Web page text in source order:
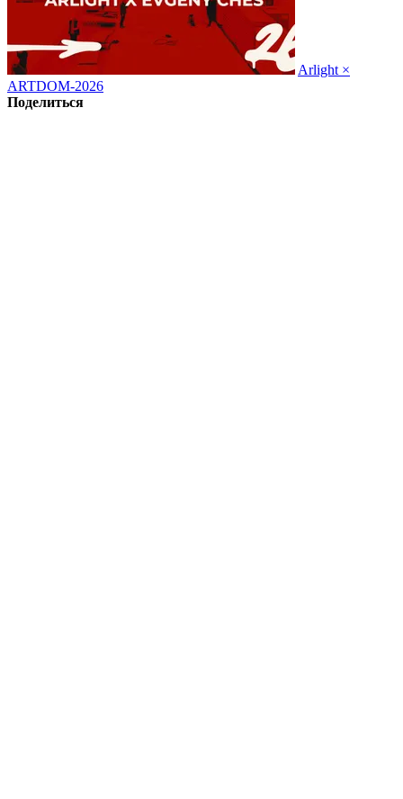
Arlight ×
ARTDOM-2026
Поделиться